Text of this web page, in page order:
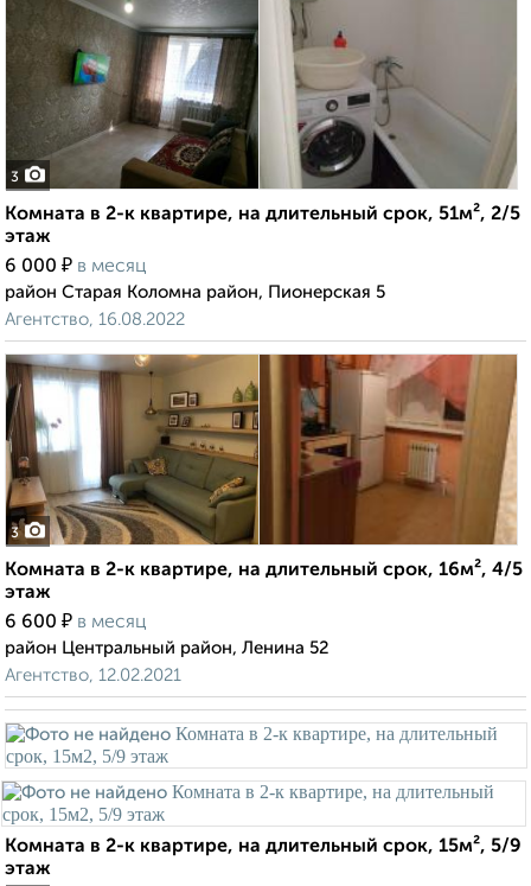
3
Комната в 2-к квартире, на длительный срок, 51м², 2/5
этаж
6 000 ₽ в месяц
район Старая Коломна район, Пионерская 5
Агентство, 16.08.2022
3
Комната в 2-к квартире, на длительный срок, 16м², 4/5
этаж
6 600 ₽ в месяц
район Центральный район, Ленина 52
Агентство, 12.02.2021
Комната в 2-к квартире, на длительный срок, 15м², 5/9
этаж